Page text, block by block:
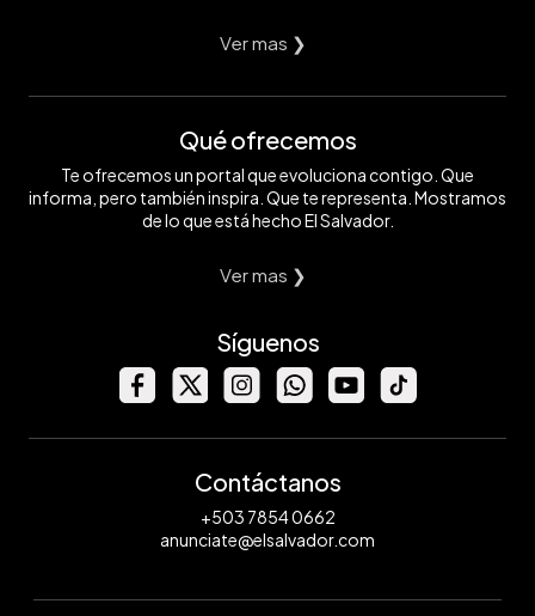
Ver mas ❯
Qué ofrecemos
Te ofrecemos un portal que evoluciona contigo. Que
informa, pero también inspira. Que te representa. Mostramos
de lo que está hecho El Salvador.
Ver mas ❯
Síguenos
Contáctanos
+503 7854 0662
anunciate@elsalvador.com